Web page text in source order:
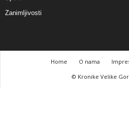
Zanimljivosti
Home O nama
© Kronike Velike